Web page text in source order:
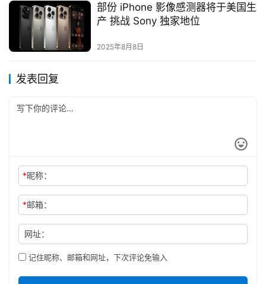
部份 iPhone 影像感测器将于美国生
产 挑战 Sony 独家地位
2025年8月8日
发表回复
*昵称：
*邮箱：
网址：
记住昵称、邮箱和网址，下次评论免输入